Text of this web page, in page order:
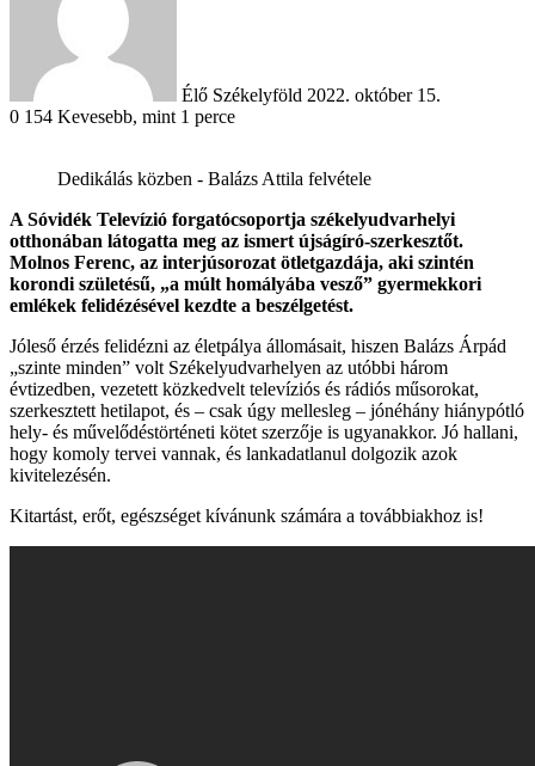
Élő Székelyföld 2022. október 15.
0 154 Kevesebb, mint 1 perce
Dedikálás közben - Balázs Attila felvétele
A Sóvidék Televízió forgatócsoportja székelyudvarhelyi
otthonában látogatta meg az ismert újságíró-szerkesztőt.
Molnos Ferenc, az interjúsorozat ötletgazdája, aki szintén
korondi születésű, „a múlt homályába vesző” gyermekkori
emlékek felidézésével kezdte a beszélgetést.
Jóleső érzés felidézni az életpálya állomásait, hiszen Balázs Árpád
„szinte minden” volt Székelyudvarhelyen az utóbbi három
évtizedben, vezetett közkedvelt televíziós és rádiós műsorokat,
szerkesztett hetilapot, és – csak úgy mellesleg – jónéhány hiánypótló
hely- és művelődéstörténeti kötet szerzője is ugyanakkor. Jó hallani,
hogy komoly tervei vannak, és lankadatlanul dolgozik azok
kivitelezésén.
Kitartást, erőt, egészséget kívánunk számára a továbbiakhoz is!